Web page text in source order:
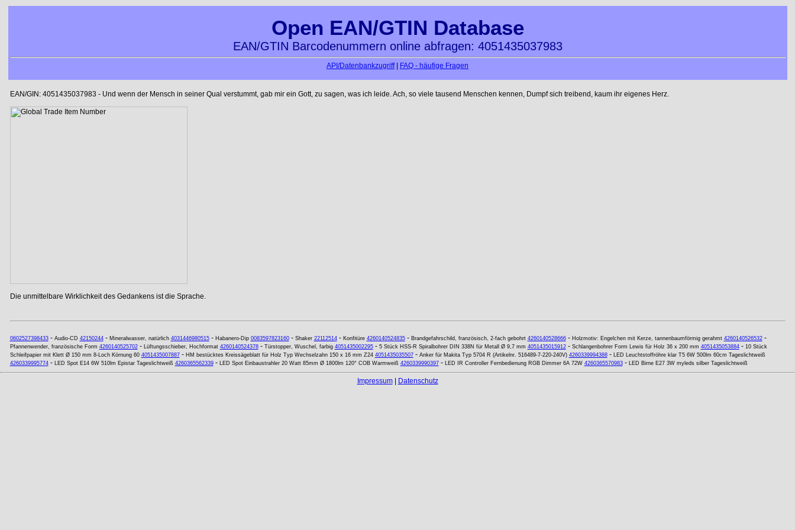
Open EAN/GTIN Database
EAN/GTIN Barcodenummern online abfragen: 4051435037983
API/Datenbankzugriff| FAQ - häufige Fragen
EAN/GIN: 4051435037983 - Und wenn der Mensch in seiner Qual verstummt, gab mir ein Gott, zu sagen, was ich leide. Ach, so viele tausend Menschen kennen, Dumpf sich treibend, kaum ihr eigenes Herz.
Die unmittelbare Wirklichkeit des Gedankens ist die Sprache.
0602527398433- Audio-CD 42150244- Mineralwasser, natürlich 4031446980515- Habanero-Dip 0083597823160- Shaker 22112514- Konfitüre 4260140524835- Brandgefahrschild, französisch, 2-fach gebohrt 4260140528666- Holzmotiv: Engelchen mit Kerze, tannenbaumförmig gerahmt 4260140526532-
Pfannenwender, französische Form 4260140525702- Lüftungsschieber, Hochformat 4260140524378- Türstopper, Wuschel, farbig 4051435002295- 5 Stück HSS-R Spiralbohrer DIN 338N für Metall Ø 9,7 mm 4051435015912- Schlangenbohrer Form Lewis für Holz 36 x 200 mm 4051435053884- 10 Stück
Schleifpapier mit Klett Ø 150 mm 8-Loch Körnung 60 4051435007887- HM bestücktes Kreissägeblatt für Holz Typ Wechselzahn 150 x 16 mm Z24 4051435035507- Anker für Makita Typ 5704 R (Artikelnr. 516489-7-220-240V) 4260339994388- LED Leuchtstoffröhre klar T5 6W 500lm 60cm Tageslichtweiß
4260339995774- LED Spot E14 6W 510lm Epistar Tageslichtweiß 4260365562339- LED Spot Einbaustrahler 20 Watt 85mm Ø 1800lm 120° COB Warmweiß 4260339990397- LED IR Controller Fernbedienung RGB Dimmer 6A 72W 4260365570983- LED Birne E27 3W myleds silber Tageslichtweiß
Impressum| Datenschutz